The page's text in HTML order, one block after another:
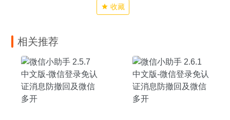
收藏
相关推荐